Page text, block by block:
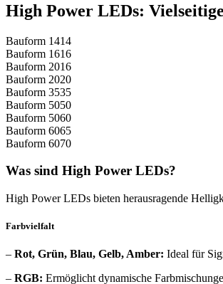
High Power LEDs:
Bauform 1414
Bauform 1616
Bauform 2016
Bauform 2020
Bauform 3535
Bauform 5050
Bauform 5060
Bauform 6065
Bauform 6070
Was sind High Power LEDs?
High Power LEDs bieten herausragende
Farbvielfalt
– Rot, Grün, Blau, Gelb, Amber: Ideal für
– RGB: Ermöglicht dynamische